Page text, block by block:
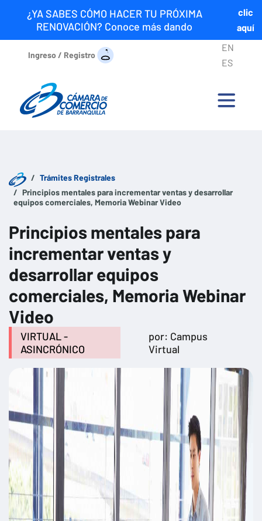
¿YA SABES CÓMO HACER TU PRÓXIMA
RENOVACIÓN? Conoce más dando
clic
aquí
Ingreso / Registro
EN
ES
Trámites Registrales
Principios mentales para incrementar ventas y desarrollar
equipos comerciales, Memoria Webinar Video
Principios mentales para
incrementar ventas y
desarrollar equipos
comerciales, Memoria Webinar
Video
VIRTUAL -
ASINCRÓNICO
por: Campus
Virtual